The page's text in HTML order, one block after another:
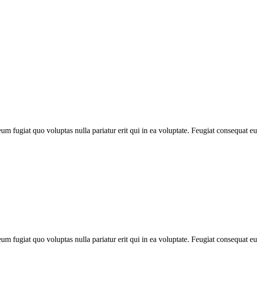
fugiat quo voluptas nulla pariatur erit qui in ea voluptate. Feugiat consequat eu
fugiat quo voluptas nulla pariatur erit qui in ea voluptate. Feugiat consequat eu